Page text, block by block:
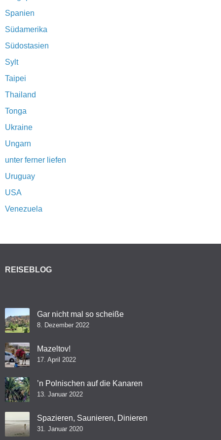
Spanien
Südamerika
Südostasien
Sylt
Taipei
Thailand
Tonga
Ukraine
Ungarn
unter ferner liefen
Uruguay
USA
Venezuela
REISEBLOG
Gar nicht mal so scheiße
8. Dezember 2022
Mazeltov!
17. April 2022
’n Polnischen auf die Kanaren
13. Januar 2022
Spazieren, Saunieren, Dinieren
31. Januar 2020